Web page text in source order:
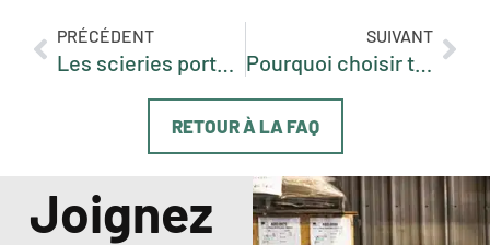
PRÉCÉDENT SUIVANT
Pourquoi choisir telle ou telle machine / Qu’est-ce qui rend un modèle meilleur en fonction des besoins ?
RETOUR À LA FAQ
Joignez